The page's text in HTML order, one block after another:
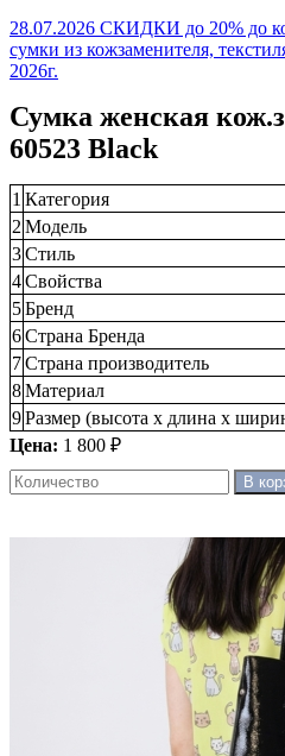
28.07.2026 СКИДКИ до 20% до
сумки из кожзаменителя,
2026г.
Сумка женская
60523 Black
1 Категория
2 Модель
3Стиль
4Свойства
5Бренд
6Страна Бренда
7Страна производитель
8Материал
9Размер (высота х длина х
Цена: 1 800 ₽
В